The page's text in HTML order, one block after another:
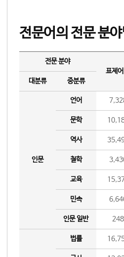
전문어의 전문 분
전문 분야
표제
대분류
중분류
인문
언어
문학
역사
철학
교육
민속
인문 일반 248
법률